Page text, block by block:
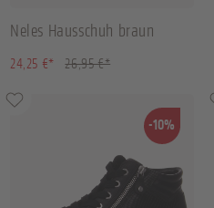
Neles Hausschuh braun
24,25 €* 26,95 €*
-10%